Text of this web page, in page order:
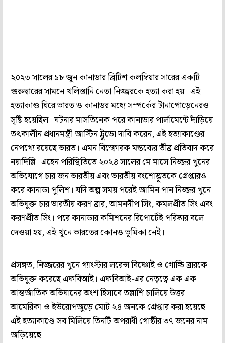
২০২৩ সালের ১৮ জুন কানাডার ব্রিটিশ কলম্বিয়ার সারের একটি
গুরুদ্বারের সামনে খলিস্তানি নেতা নিজ্জরকে হত্যা করা হয়। এই
হত্যাকাণ্ড ঘিরে ভারত ও কানাডর মধ্যে সম্পর্কের টানাপোড়েনেরও
সৃষ্টি হয়েছিল। ঘটনার মাসতিনেক পরে কানাডার পার্লামেন্টে দাঁড়িয়ে
তৎকালীন প্রধানমন্ত্রী জাস্টিন ট্রুডো দাবি করেন, এই হত্যাকাণ্ডের
নেপথ্যে রয়েছে ভারত। এমন বিস্ফোরক মন্তব্যের তীব্র প্রতিবাদ করে
নয়াদিল্লি। এহেন পরিস্থিতিতে ২০২৪ সালের মে মাসে নিজ্জর খুনের
অভিযোগে চার জন ভারতীয় এবং ভারতীয় বংশোদ্ভূতকে গ্রেপ্তারও
করে কানাডা পুলিশ। যদি অল্প সময় পরেই জামিন পান নিজ্জর খুনে
অভিযুক্ত চার ভারতীয় করণ ব্রার, আমনদীপ সিং, কমলপ্রীত সিং এবং
করণপ্রীত সিং। পরে কানাডার কমিশনের রিপোর্টেই পরিষ্কার বলে
দেওয়া হয়, এই খুনে ভারতের কোনও ভূমিকা নেই।
প্রসঙ্গত, নিজ্জরের খুনে গ্যাংস্টার লরেন্স বিষ্ণোই ও গোল্ডি ব্রারকে
অভিযুক্ত করেছে এফবিআই। এফবিআই-এর নেতৃত্বে এক এক
আন্তর্জাতিক অভিযানের অংশ হিসাবে তল্লাশি চালিয়ে উত্তর
আমেরিকা ও ইউরোপজুড়ে মোট ২৪ জনকে গ্রেপ্তার করা হয়েছে।
এই হত্যাকাণ্ডে সব মিলিয়ে তিনটি অপরাধী গোষ্ঠীর ৩৭ জনের নাম
জড়িয়েছে।